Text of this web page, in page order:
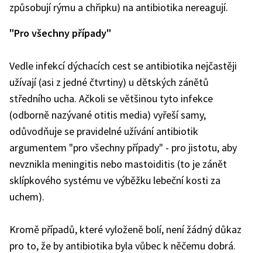
způsobují rýmu a chřipku) na antibiotika nereagují.
"Pro všechny případy"
Vedle infekcí dýchacích cest se antibiotika nejčastěji
užívají (asi z jedné čtvrtiny) u dětských zánětů
středního ucha. Ačkoli se většinou tyto infekce
(odborně nazývané otitis media) vyřeší samy,
odůvodňuje se pravidelné užívání antibiotik
argumentem "pro všechny případy" - pro jistotu, aby
nevznikla meningitis nebo mastoiditis (to je zánět
sklípkového systému ve výběžku lebeční kosti za
uchem).
Kromě případů, které vyloženě bolí, není žádný důkaz
pro to, že by antibiotika byla vůbec k něčemu dobrá.